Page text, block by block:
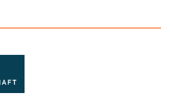
Stand der Forschung. Die
ist ein »Muss« für
und -leser ebenso wie
Pfarrerinnen und